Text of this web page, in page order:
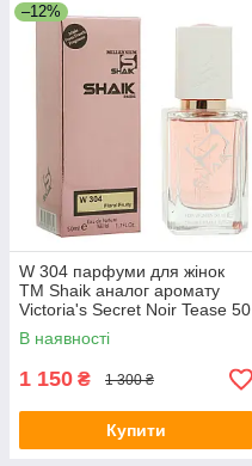
–12%
W 304 парфуми для жінок
ТМ Shaik аналог аромату
Victoria's Secret Noir Tease 50
ml
В наявності
1 150 ₴ 1 300 ₴
Купити